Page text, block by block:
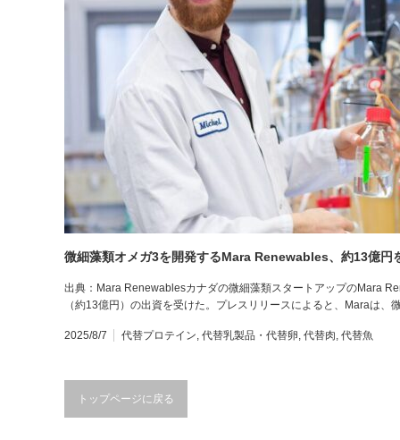
微細藻類オメガ3を開発するMara Renewables、約13億円
出典：Mara Renewablesカナダの微細藻類スタートアップのMara
（約13億円）の出資を受けた。プレスリリースによると、Maraは、
2025/8/7 代替プロテイン, 代替乳製品・代替卵, 代替肉, 代替魚
トップページに戻る